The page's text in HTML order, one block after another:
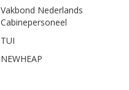
Vakbond Nederlands
Cabinepersoneel
TUI
NEWHEAP